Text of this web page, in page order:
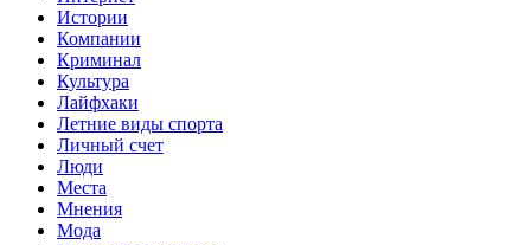
Истории
Компании
Криминал
Культура
Лайфхаки
Летние виды спорта
Личный счет
Люди
Места
Мнения
Мода